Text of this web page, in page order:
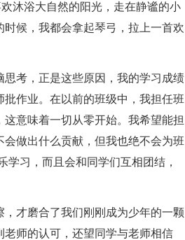
沐浴大自然的阳光，走在静谧的小
候，我都会拿起琴弓，拉上一首欢
考，正是这些原因，我的学习成绩
作业。在以前的班级中，我担任班
意味着一切从零开始。我希望能担
做出什么贡献，但我也绝不会为班
习，而且会和同学们互相团结，
才磨合了我们刚刚成为少年的一颗
师的认可，还望同学与老师相信